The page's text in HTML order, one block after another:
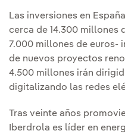
Las inversiones en
cerca de 14.300 millones
7.000 millones de euros-
de nuevos proyectos
4.500 millones irán
digitalizando las redes
Tras veinte años
Iberdrola es líder en